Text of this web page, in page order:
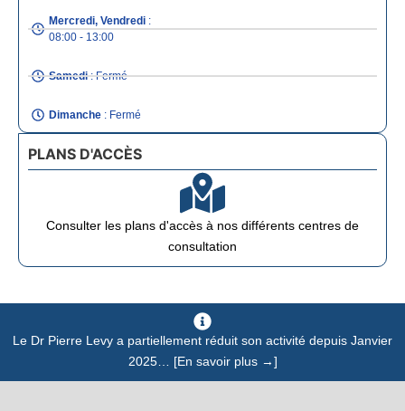
réduit.J'ai donc fait confiance au Docteur Levy pour
déroulée.Aujourd'hui nous sommes à J+3 de
si ce n'est mieux !Hâte de voir ce que cela donnera
une fois de retour en piste.
Mercredi, Vendredi:
08:00 - 13:00
Samedi: Fermé
Dimanche: Fermé
PLANS D'ACCÈS
Consulter les plans d'accès à nos différents centres de
consultation
Le Dr Pierre Levy a partiellement réduit son activité depuis Janvier
2025… [En savoir plus →]